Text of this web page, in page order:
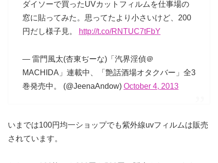
ダイソーで買ったUVカットフィルムを仕事場の
窓に貼ってみた。思ってたより小さいけど、200
円だし様子見。
http://t.co/RNTUC7tFbY
— 雷門風太(杏東ぢーな)「汽界淫偵＠
MACHIDA」連載中、「艶話酒場オタクバー」全3
巻発売中。 (@JeenaAndow) October 4, 2013
いまでは100円均一ショップでも紫外線uvフィルムは販売
されています。